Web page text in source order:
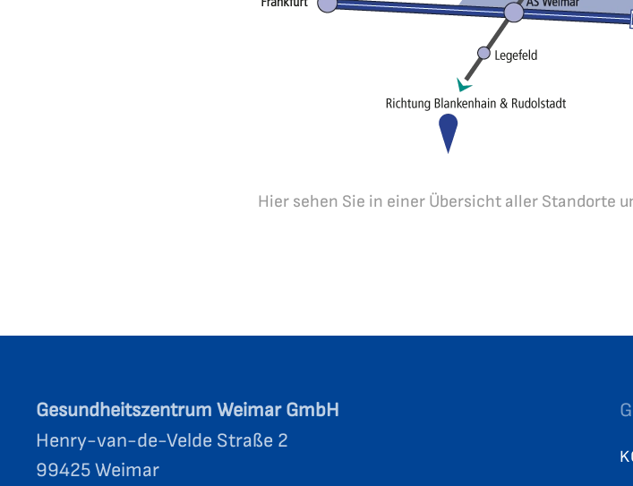
Hier sehen Sie in einer Übersicht aller Standorte
Gesundheitszentrum Weimar GmbH
Henry-van-de-Velde Straße 2
99425 Weimar